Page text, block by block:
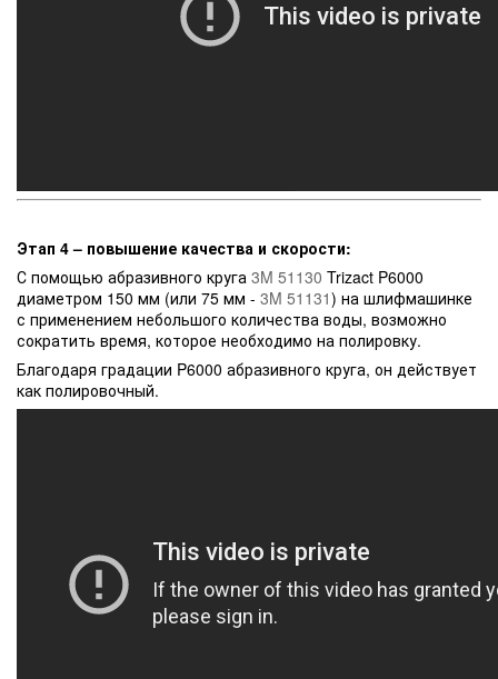
Этап 4 – повышение качества и скорости:
С помощью абразивного круга 3M 51130 Trizact P6000
диаметром 150 мм (или 75 мм - 3M 51131) на шлифмашинке
с применением небольшого количества воды, возможно
сократить время, которое необходимо на полировку.
Благодаря градации P6000 абразивного круга, он действует
как полировочный.